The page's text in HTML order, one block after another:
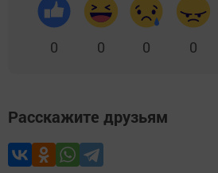
0 0 0 0
Расскажите друзьям